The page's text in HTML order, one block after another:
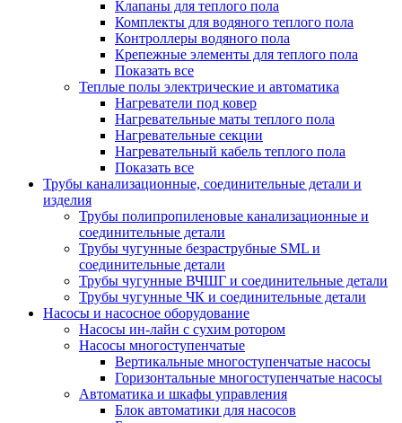
Клапаны для теплого пола
Комплекты для водяного теплого пола
Контроллеры водяного пола
Крепежные элементы для теплого пола
Показать все
Теплые полы электрические и автоматика
Нагреватели под ковер
Нагревательные маты теплого пола
Нагревательные секции
Нагревательный кабель теплого пола
Показать все
Трубы канализационные, соединительные детали и
изделия
Трубы полипропиленовые канализационные и
соединительные детали
Трубы чугунные безраструбные SML и
соединительные детали
Трубы чугунные ВЧШГ и соединительные детали
Трубы чугунные ЧК и соединительные детали
Насосы и насосное оборудование
Насосы ин-лайн с сухим ротором
Насосы многоступенчатые
Вертикальные многоступенчатые насосы
Горизонтальные многоступенчатые насосы
Автоматика и шкафы управления
Блок автоматики для насосов